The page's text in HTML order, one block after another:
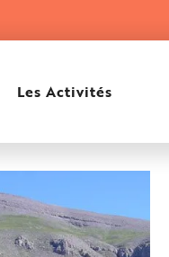
Les Activités